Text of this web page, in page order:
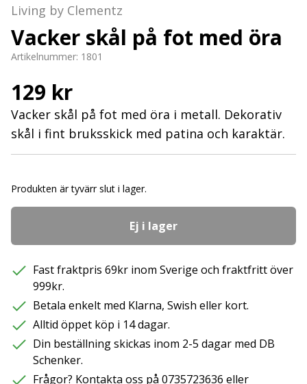
Living by Clementz
Vacker skål på fot med öra
Artikelnummer: 1801
129 kr
Vacker skål på fot med öra i metall. Dekorativ
skål i fint bruksskick med patina och karaktär.
Produkten är tyvärr slut i lager.
Ej i lager
Fast fraktpris 69kr inom Sverige och fraktfritt över
999kr.
Betala enkelt med Klarna, Swish eller kort.
Alltid öppet köp i 14 dagar.
Din beställning skickas inom 2-5 dagar med DB
Schenker.
Frågor? Kontakta oss på 0735723636 eller